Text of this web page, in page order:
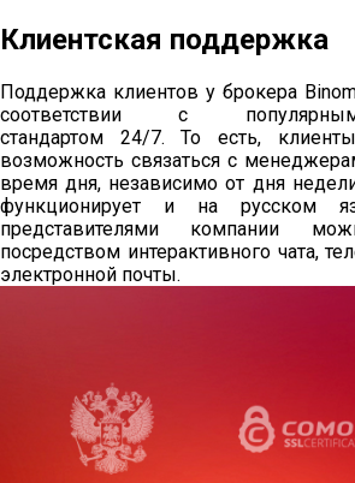
Клиентская поддержка
Поддержка клиентов у брокера
соответствии с
стандартом 24/7. То есть,
возможность связаться с
время дня, независимо от дня
функционирует и на русском
представителями компании
посредством интерактивного чата,
электронной почты.